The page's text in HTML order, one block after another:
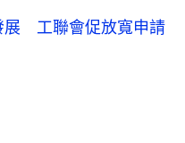
展 工聯會促放寬申請